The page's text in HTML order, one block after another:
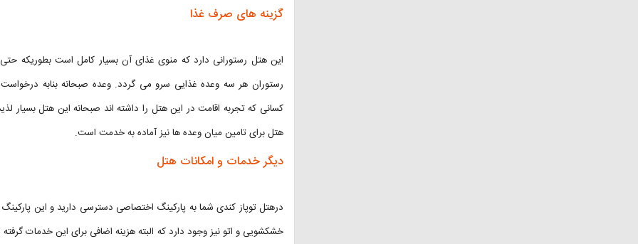
گزینه های صرف غذا
این هتل رستورانی دارد که منوی غذای آن بسیار کامل است بطوریکه
رستوران هر سه وعده غذایی سرو می گردد. وعده صبحانه بنابه
کسانی که تجربه اقامت در این هتل را داشته اند صبحانه این هتل بسیار
هتل برای تامین میان وعده ها نیز آماده به خدمت است.
دیگر خدمات و امکانات هتل
درهتل توپاز کندی شما به پارکینگ اختصاصی دسترسی دارید و این